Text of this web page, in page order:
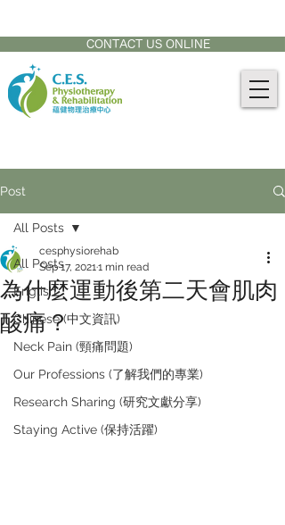
CONTACT US ONLINE
Post
All Posts
English
Chinese (中文資訊)
Neck Pain (頸痛問題)
Our Professions (了解我們的專業)
Research Sharing (研究文獻分享)
Staying Active (保持活躍)
All Posts
為什麼運動後第二天會肌肉
酸痛？
cesphysiorehab
Sep 17, 20211 min read